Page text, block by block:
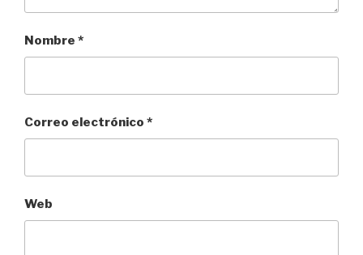
Nombre *
Correo electrónico *
Web